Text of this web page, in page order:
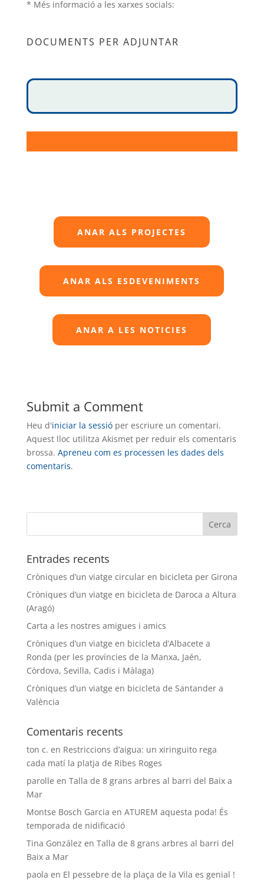
* Més informació a les xarxes socials:
DOCUMENTS PER ADJUNTAR
ANAR ALS PROJECTES
ANAR ALS ESDEVENIMENTS
ANAR A LES NOTICIES
Submit a Comment
Heu d'iniciar la sessióper escriure un comentari.
Aquest lloc utilitza Akismet per reduir els comentaris
brossa. Apreneu com es processen les dades dels
comentaris.
Entrades recents
Cròniques d’un viatge circular en bicicleta per Girona
Cròniques d’un viatge en bicicleta de Daroca a Altura
(Aragó)
Carta a les nostres amigues i amics
Cròniques d’un viatge en bicicleta d’Albacete a
Ronda (per les províncies de la Manxa, Jaén,
Còrdova, Sevilla, Cadis i Màlaga)
Cròniques d’un viatge en bicicleta de Santander a
València
Comentaris recents
ton c. en Restriccions d’aigua: un xiringuito rega
cada matí la platja de Ribes Roges
parolle en Talla de 8 grans arbres al barri del Baix a
Mar
Montse Bosch Garcia en ATUREM aquesta poda! És
temporada de nidificació
Tina González en Talla de 8 grans arbres al barri del
Baix a Mar
paola en El pessebre de la plaça de la Vila es genial !